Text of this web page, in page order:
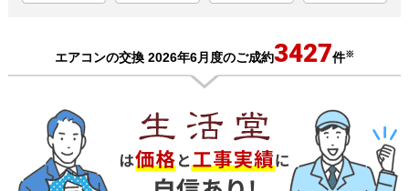
エアコンの交換 2026年6月度のご成約3427件※